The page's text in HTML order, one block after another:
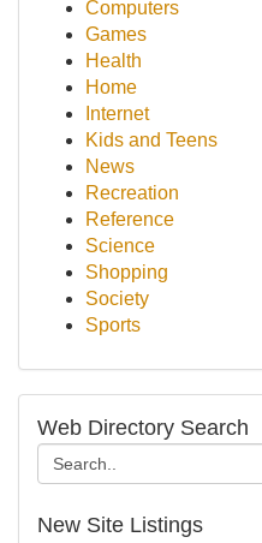
Computers
Games
Health
Home
Internet
Kids and Teens
News
Recreation
Reference
Science
Shopping
Society
Sports
Web Directory Search
New Site Listings